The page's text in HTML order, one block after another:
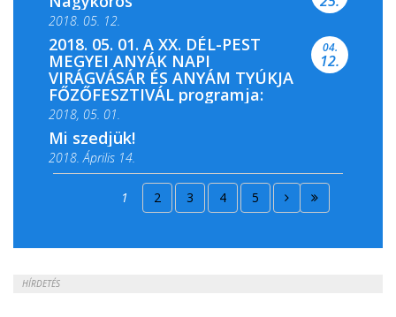
2018. 05. 12.
2018. 05. 01. A XX. DÉL-PEST
MEGYEI ANYÁK NAPI
VIRÁGVÁSÁR ÉS ANYÁM TYÚKJA
FŐZŐFESZTIVÁL programja:
2018, 05. 01.
04.
12.
Mi szedjük!
2018. Április 14.
2018. Április 15.
1 2 3 4 5
HÍRDETÉS